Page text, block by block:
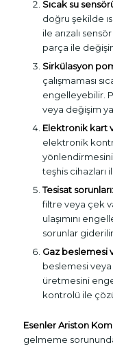
Sıcak su
doğru şekilde
ile arızalı
parça ile
Sirkülasyon
çalışmaması
engelleyebilir.
veya değişim
Elektronik kart
elektronik
teşhis cihazları
Tesisat sorunları:
filtre veya çek
ulaşımını
sorunlar giderilir.
Gaz beslemesi
beslemesi veya
üretmesini
kontrolü ile
Esenler Ariston
gelmeme